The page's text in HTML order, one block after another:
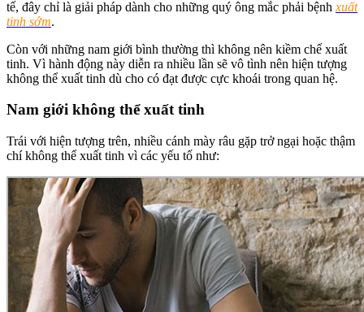
tế, đây chỉ là giải pháp dành cho những quý ông mắc phải bệnh xuất
tinh sớm.
Còn với những nam giới bình thường thì không nên kiềm chế xuất
tinh. Vì hành động này diễn ra nhiều lần sẽ vô tình nên hiện tượng
không thể xuất tinh dù cho có đạt được cực khoái trong quan hệ.
Nam giới không thể xuất tinh
Trái với hiện tượng trên, nhiều cánh mày râu gặp trở ngại hoặc thậm
chí không thể xuất tinh vì các yếu tố như: